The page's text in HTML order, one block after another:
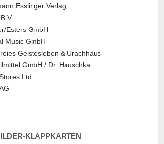
Esslinger Verlag
Esters GmbH
Music GmbH
Geistesleben & Urachhaus
GmbH / Dr. Hauschka
Ltd.
KLAPPKARTEN